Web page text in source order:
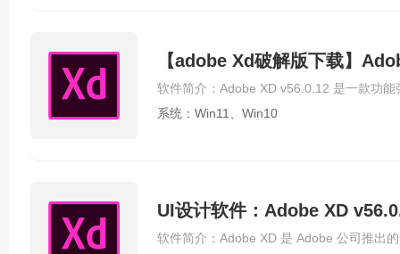
【adobe Xd破解版下载】
系统：Win11、Win10
UI设计软件：Adobe XD